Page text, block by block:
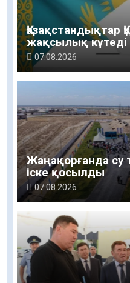
Қазақстандықтар
жақсылық күтеді
зерттеуі
07.08.2026
Жаңақорғанда су
іске қосылды
07.08.2026